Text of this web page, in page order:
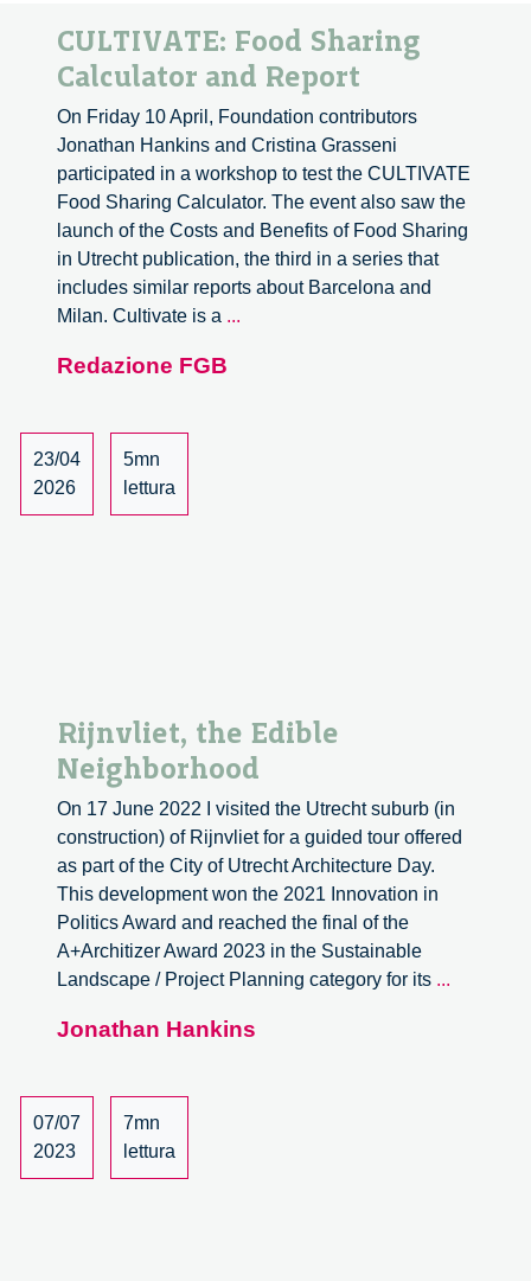
CULTIVATE: Food Sharing
Calculator and Report
On Friday 10 April, Foundation contributors
Jonathan Hankins and Cristina Grasseni
participated in a workshop to test the CULTIVATE
Food Sharing Calculator. The event also saw the
launch of the Costs and Benefits of Food Sharing
in Utrecht publication, the third in a series that
includes similar reports about Barcelona and
Milan. Cultivate is a ...
Redazione FGB
23/04
2026
5mn
lettura
Rijnvliet, the Edible
Neighborhood
On 17 June 2022 I visited the Utrecht suburb (in
construction) of Rijnvliet for a guided tour offered
as part of the City of Utrecht Architecture Day.
This development won the 2021 Innovation in
Politics Award and reached the final of the
A+Architizer Award 2023 in the Sustainable
Landscape / Project Planning category for its ...
Jonathan Hankins
07/07
2023
7mn
lettura